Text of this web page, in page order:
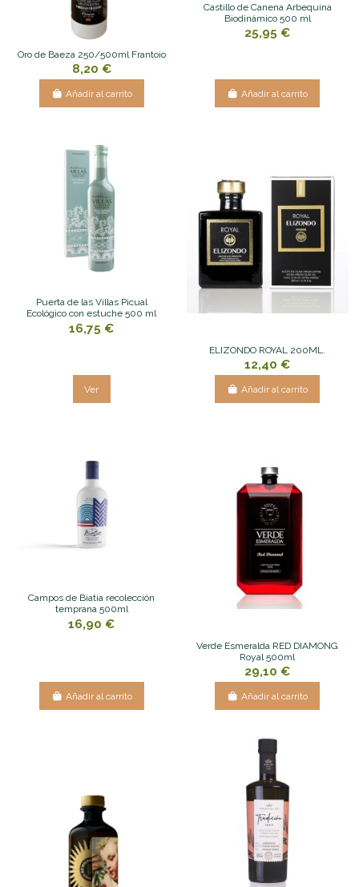
Oro de Baeza 250/500ml Frantoio
8,20 €
Añadir al carrito
Castillo de Canena Arbequina
Biodinámico 500 ml
25,95 €
Añadir al carrito
Puerta de las Villas Picual
Ecológico con estuche 500 ml
16,75 €
Ver
ELIZONDO ROYAL 200ML.
12,40 €
Añadir al carrito
Campos de Biatia recolección
temprana 500ml
16,90 €
Añadir al carrito
Verde Esmeralda RED DIAMONG
Royal 500ml
29,10 €
Añadir al carrito